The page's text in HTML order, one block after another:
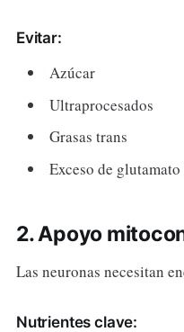
Evitar:
Azúcar
Ultraprocesados
Grasas trans
Exceso de
2. Apoyo
Las neuronas necesitan
Nutrientes clave: